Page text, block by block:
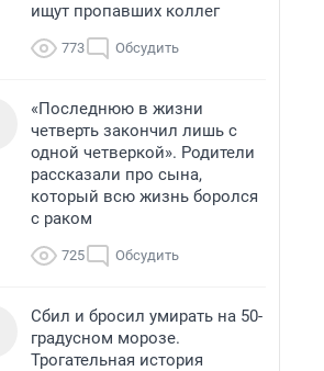
ищут пропавших коллег
773 Обсудить
«Последнюю в жизни
четверть закончил лишь с
одной четверкой». Родители
рассказали про сына,
который всю жизнь боролся
с раком
725 Обсудить
Сбил и бросил умирать на 50-
градусном морозе.
Трогательная история